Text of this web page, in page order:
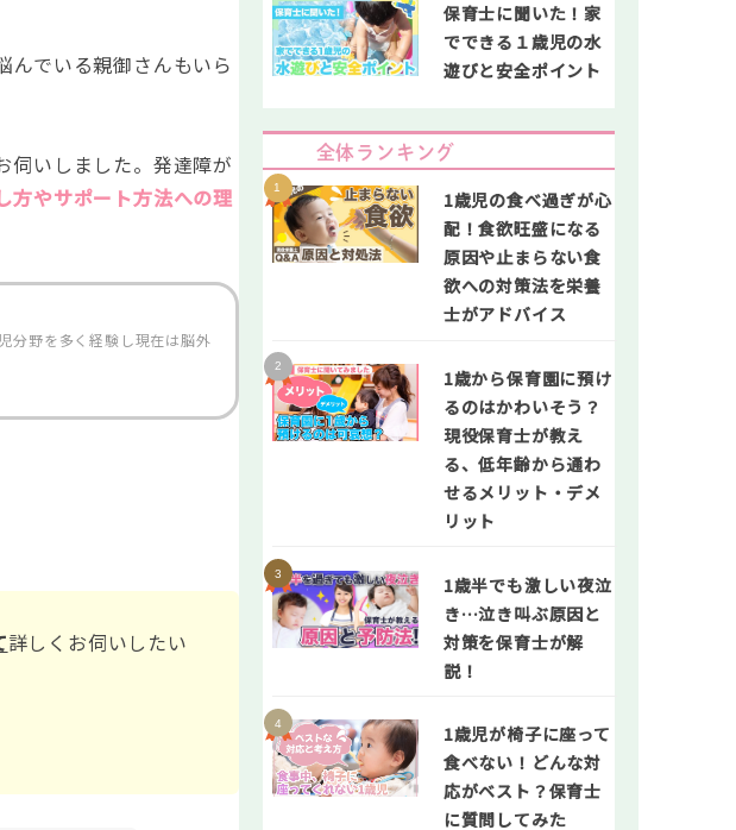
んでいる親御さんもいら
伺いしました。発達障が
方やサポート方法への理
分野を多く経験し現在は脳外
詳しくお伺いしたい
保育士に聞いた！家
でできる１歳児の水
遊びと安全ポイント
全体ランキング
1歳児の食べ過ぎが心
配！食欲旺盛になる
原因や止まらない食
欲への対策法を栄養
士がアドバイス
1歳から保育園に預け
るのはかわいそう？
現役保育士が教え
る、低年齢から通わ
せるメリット・デメ
リット
1歳半でも激しい夜泣
き…泣き叫ぶ原因と
対策を保育士が解
説！
1歳児が椅子に座って
食べない！どんな対
応がベスト？保育士
に質問してみた